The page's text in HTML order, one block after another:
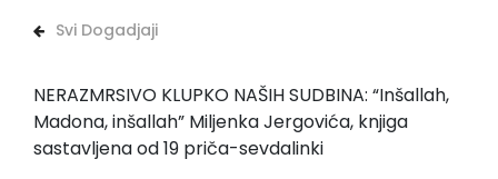
Svi Dogadjaji
NERAZMRSIVO KLUPKO NAŠIH SUDBINA: “Inšallah,
Madona, inšallah” Miljenka Jergovića, knjiga
sastavljena od 19 priča-sevdalinki